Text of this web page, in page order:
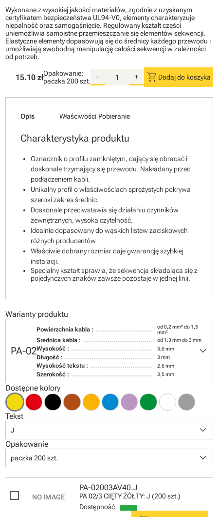
Wykonane z wysokiej jakości materiałów, zgodnie z uzyskanym
certyfikatem bezpieczeństwa UL94-V0, elementy charakteryzuje
niepalność oraz samogaśnięcie. Regulowany kształt części
uniemożliwia samoistne przemieszczanie się elementów sekwencji.
Elastyczne elementy dopasowują się do średnicy każdego przewodu i
umożliwiają swobodną manipulację całości sekwencji w zależności
od potrzeb.
15.10 złOpakowanie:
paczka 200 szt.
- + shopping_cart Dodaj do koszyka
Opis Właściwości Pobieranie
Charakterystyka produktu
Oznacznik o profilu zamkniętym, dający się obracać i
doskonale trzymający się przewodu. Nakładany przed
podłączeniem kabli.
Unikalny profil o właściwościach sprężystych pokrywa
szeroki zakres średnic.
Doskonale przeciwstawia się działaniu czynników
zewnętrznych, wysoka czytelność.
Idealnie dopasowany do wąskich listew zaciskowych
różnych producentów
Właściwie dobrany rozmiar daje gwarancję szybkiej
instalacji.
Specjalny kształt sprawia, że sekwencja składająca się z
pojedynczych znaków zawsze pozostaje w jednej linii.
Warianty produktu
PA-02
Powierzchnia kabla :
od 0,2 mm² do 1,5
mm²
Średnica kabla : od 1,3 mm do 3 mm
Wysokość : 3,6 mm
Długość : 3 mm
Wysokość tekstu : 2,6 mm
Szerokość : 3,5 mm
keyboard_arrow_down
Dostępne kolory
Tekst
J keyboard_arrow_down
Opakowanie
paczka 200 szt. keyboard_arrow_down
PA-02003AV40.J
PA 02/3 CIĘTY ŻÓŁTY: J (200 szt.)
Dostępność